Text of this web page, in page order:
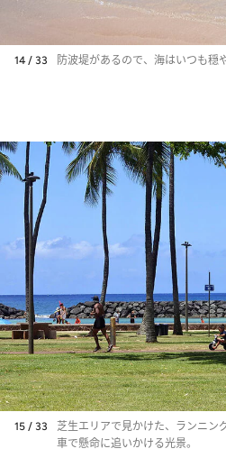
14 / 33 防波堤があるので、海はいつも穏
15 / 33
芝生エリアで見かけた、ランニン
車で懸命に追いかける光景。